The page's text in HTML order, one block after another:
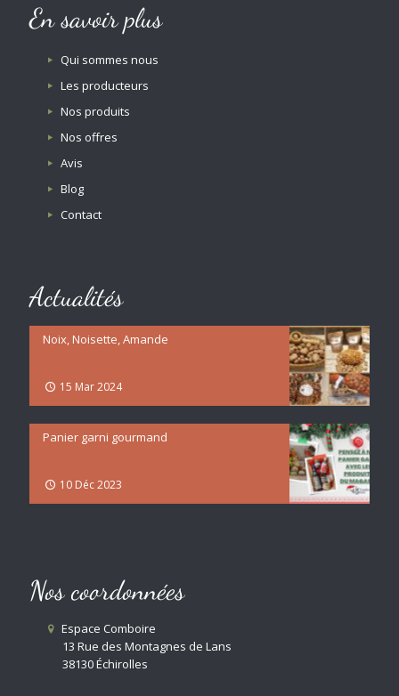
En savoir plus
Qui sommes nous
Les producteurs
Nos produits
Nos offres
Avis
Blog
Contact
Actualités
Noix, Noisette, Amande
15 Mar 2024
Panier garni gourmand
10 Déc 2023
Nos coordonnées
Espace Comboire
13 Rue des Montagnes de Lans
38130 Échirolles